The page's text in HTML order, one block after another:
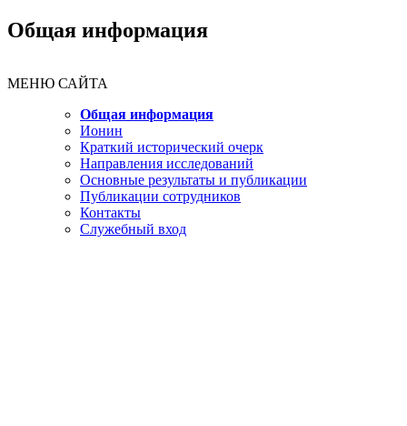
Общая информация
МЕНЮ САЙТА
Общая информация
Ионин
Краткий исторический очерк
Направления исследований
Основные результаты и публикации
Публикации сотрудников
Контакты
Служебный вход